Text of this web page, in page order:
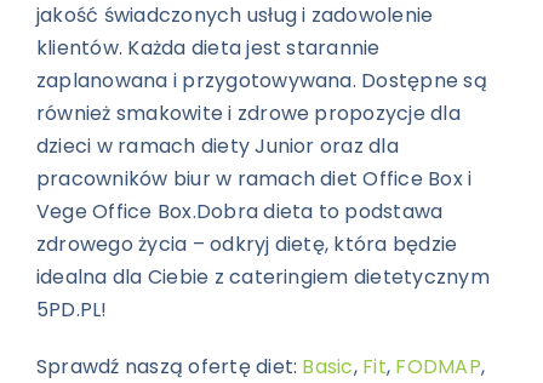
jakość świadczonych usług i zadowolenie
klientów. Każda dieta jest starannie
zaplanowana i przygotowywana. Dostępne są
również smakowite i zdrowe propozycje dla
dzieci w ramach diety Junior oraz dla
pracowników biur w ramach diet Office Box i
Vege Office Box.Dobra dieta to podstawa
zdrowego życia – odkryj dietę, która będzie
idealna dla Ciebie z cateringiem dietetycznym
5PD.PL!
Sprawdź naszą ofertę diet: Basic, Fit, FODMAP,